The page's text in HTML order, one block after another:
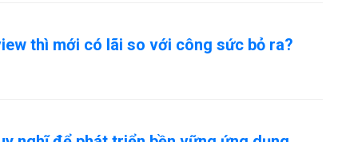
thì mới có lãi so với công sức bỏ ra?